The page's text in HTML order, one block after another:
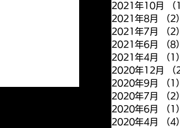
2021年10月
2021年8月
（2
2021年7月
（2
2021年6月
（8
2021年4月
（1
2020年12月
2020年9月
（1
2020年7月
（2
2020年6月
（1
2020年4月
（4